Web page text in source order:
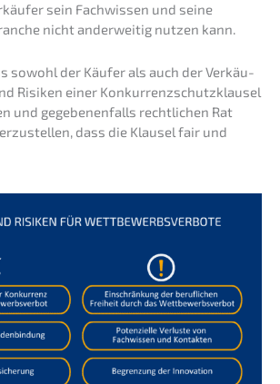
sein Fachwis­sen und seine
nicht ander­wei­tig nutzen kann.
sowohl der Käufer als auch der Verkäu­
Risiken einer Konkur­renz­schutz­klau­sel
und gegebe­nen­falls recht­li­chen Rat
dass die Klausel fair und